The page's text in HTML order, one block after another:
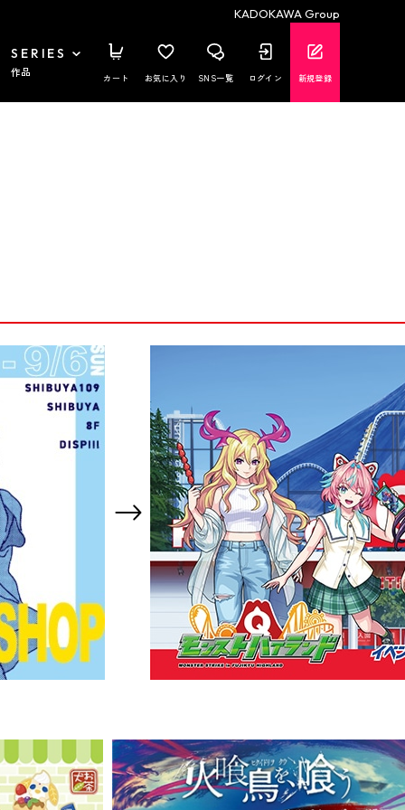
KADOKAWA Group
SERIES
作品 カート お気に入り SNS一覧 ログイン 新規登録